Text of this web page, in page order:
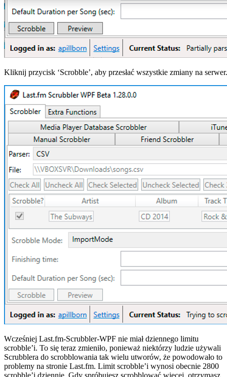
Kliknij przycisk ‘Scrobble’, aby przesłać wszystkie zmiany na serwer.
Wcześniej Last.fm-Scrubbler-WPF nie miał dziennego limitu
scrobble’i. To się teraz zmieniło, ponieważ niektórzy ludzie używali
Scrubblera do scrobblowania tak wielu utworów, że powodowało to
problemy na stronie Last.fm. Limit scrobble’i wynosi obecnie 2800
scrobble’i dziennie. Gdy spróbujesz scrobblować więcej, otrzymasz